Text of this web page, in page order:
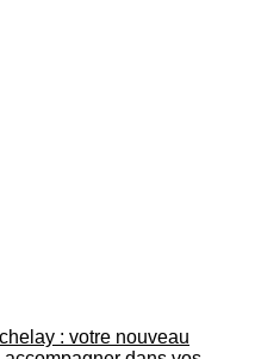
: votre nouveau